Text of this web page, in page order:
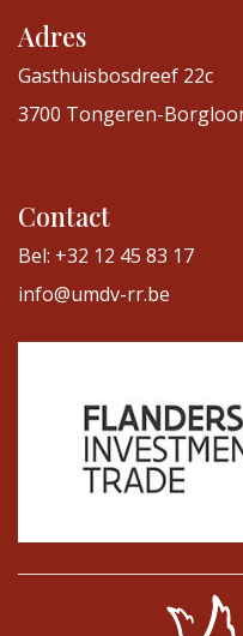
Adres
Gasthuisbosdreef 22c
3700 Tongeren-
Contact
Bel: +32 12 45 83 17
info@umdv-rr.be